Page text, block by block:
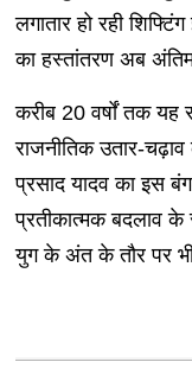
लगातार हो रही
का हस्तांतरण अब
करीब 20 वर्षों तक यह
राजनीतिक उतार-
प्रसाद यादव का इस
प्रतीकात्मक बदलाव
युग के अंत के तौर पर भी